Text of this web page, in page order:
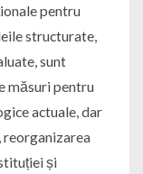
pentru
structurate,
sunt
măsuri pentru
actuale, dar
și